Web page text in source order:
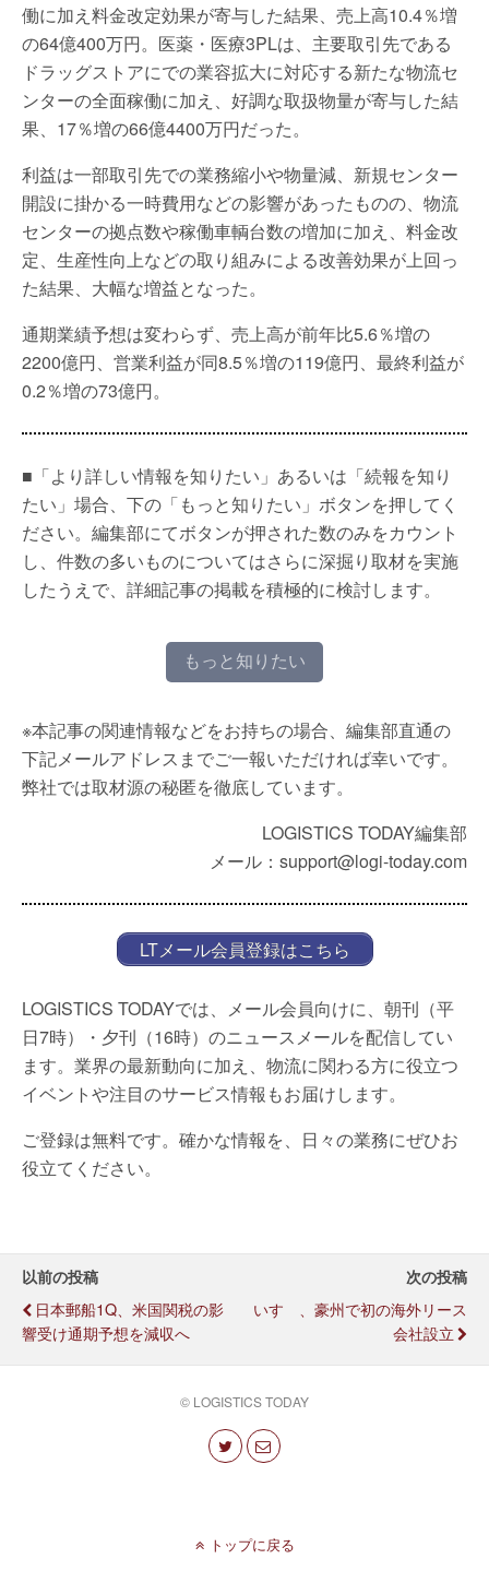
働に加え料金改定効果が寄与した結果、売上高10.4％増
の64億400万円。医薬・医療3PLは、主要取引先である
ドラッグストアにでの業容拡大に対応する新たな物流セ
ンターの全面稼働に加え、好調な取扱物量が寄与した結
果、17％増の66億4400万円だった。
利益は一部取引先での業務縮小や物量減、新規センター
開設に掛かる一時費用などの影響があったものの、物流
センターの拠点数や稼働車輌台数の増加に加え、料金改
定、生産性向上などの取り組みによる改善効果が上回っ
た結果、大幅な増益となった。
通期業績予想は変わらず、売上高が前年比5.6％増の
2200億円、営業利益が同8.5％増の119億円、最終利益が
0.2％増の73億円。
■「より詳しい情報を知りたい」あるいは「続報を知り
たい」場合、下の「もっと知りたい」ボタンを押してく
ださい。編集部にてボタンが押された数のみをカウント
し、件数の多いものについてはさらに深掘り取材を実施
したうえで、詳細記事の掲載を積極的に検討します。
もっと知りたい
※本記事の関連情報などをお持ちの場合、編集部直通の
下記メールアドレスまでご一報いただければ幸いです。
弊社では取材源の秘匿を徹底しています。
LOGISTICS TODAY編集部
メール：support@logi-today.com
LTメール会員登録はこちら
LOGISTICS TODAYでは、メール会員向けに、朝刊（平
日7時）・夕刊（16時）のニュースメールを配信してい
ます。業界の最新動向に加え、物流に関わる方に役立つ
イベントや注目のサービス情報もお届けします。
ご登録は無料です。確かな情報を、日々の業務にぜひお
役立てください。
以前の投稿
日本郵船1Q、米国関税の影
響受け通期予想を減収へ
次の投稿
いすゞ、豪州で初の海外リース
会社設立
© LOGISTICS TODAY
トップに戻る